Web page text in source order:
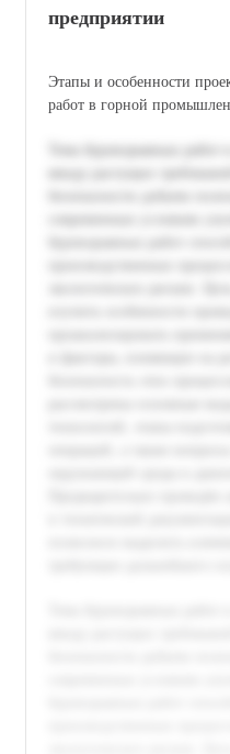
предприятии
Этапы и особенности
работ в горной